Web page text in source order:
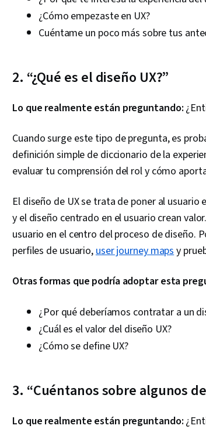
¿Cómo empezaste en UX?
Cuéntame un poco más sobre tus
2. “¿Qué es el diseño UX?”
Lo que realmente están preguntando:
Cuando surge este tipo de pregunta, es
definición simple de diccionario de la
evaluar tu comprensión del rol y cómo
El diseño de UX se trata de poner al
y el diseño centrado en el usuario crean
usuario en el centro del proceso de diseño.
perfiles de usuario,user journey mapsy
Otras formas que podría adoptar esta
¿Por qué deberíamos contratar a un
¿Cuál es el valor del diseño UX?
¿Cómo se define UX?
3. “Cuéntanos sobre algunos
Lo que realmente están preguntando: